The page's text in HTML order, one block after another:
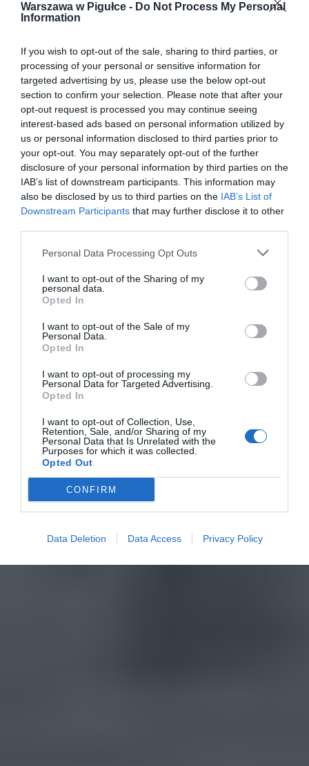
Warszawa w Pigułce - Do Not Process My Personal
Information
If you wish to opt-out of the sale, sharing to third parties, or
processing of your personal or sensitive information for
targeted advertising by us, please use the below opt-out
section to confirm your selection. Please note that after your
opt-out request is processed you may continue seeing
interest-based ads based on personal information utilized by
us or personal information disclosed to third parties prior to
your opt-out. You may separately opt-out of the further
disclosure of your personal information by third parties on the
IAB’s list of downstream participants. This information may
also be disclosed by us to third parties on the IAB’s List of
Downstream Participants that may further disclose it to other
Personal Data Processing Opt Outs
I want to opt-out of the Sharing of my
personal data.
Opted In
I want to opt-out of the Sale of my
Personal Data.
Opted In
I want to opt-out of processing my
Personal Data for Targeted Advertising.
Opted In
I want to opt-out of Collection, Use,
Retention, Sale, and/or Sharing of my
Personal Data that Is Unrelated with the
Purposes for which it was collected.
Opted Out
CONFIRM
Data Deletion Data Access Privacy Policy